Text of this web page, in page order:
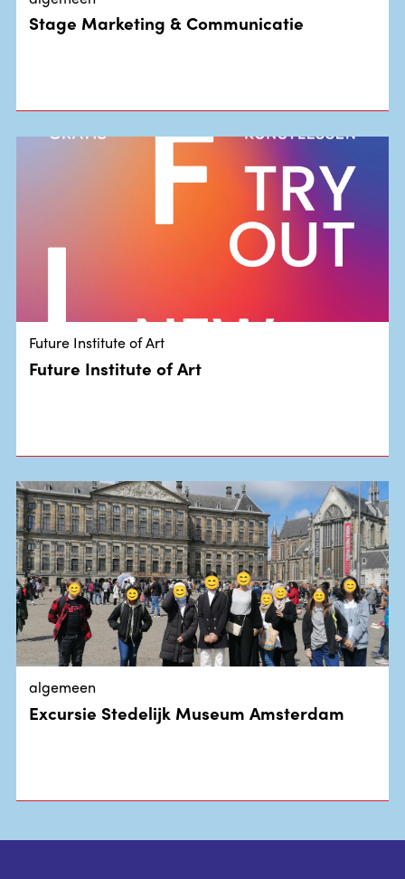
Stage Marketing & Communicatie
Future Institute of Art
Future Institute of Art
algemeen
Excursie Stedelijk Museum Amsterdam